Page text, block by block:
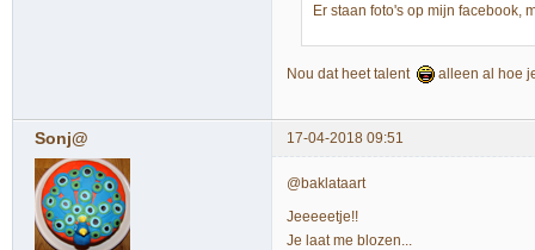
Er staan foto's op mijn facebook,
Nou dat heet talent alleen al hoe
Sonj@ 17-04-2018 09:51
@baklataart
Jeeeeetje!!
Je laat me blozen...